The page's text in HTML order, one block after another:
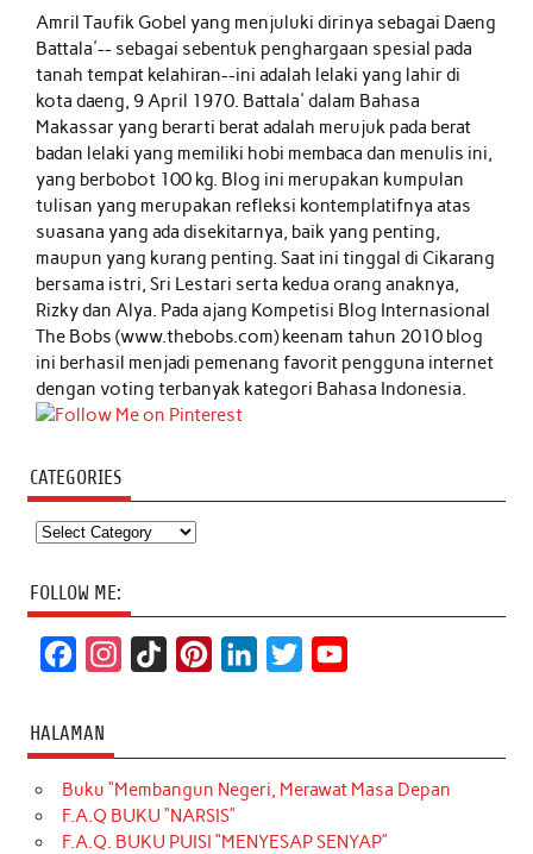
Amril Taufik Gobelyang menjuluki dirinya sebagai Daeng
Battala'-- sebagai sebentuk penghargaan spesial pada
tanah tempat kelahiran--ini adalah lelaki yang lahir di
kota daeng, 9 April 1970. Battala' dalam Bahasa
Makassar yang berarti berat adalah merujuk pada berat
badan lelaki yang memiliki hobi membaca dan menulis ini,
yang berbobot 100 kg. Blog ini merupakan kumpulan
tulisan yang merupakan refleksi kontemplatifnya atas
suasana yang ada disekitarnya, baik yang penting,
maupun yang kurang penting. Saat ini tinggal di Cikarang
bersama istri, Sri Lestari serta kedua orang anaknya,
Rizky dan Alya. Pada ajang Kompetisi Blog Internasional
The Bobs (www.thebobs.com) keenam tahun 2010 blog
ini berhasil menjadi pemenang favorit pengguna internet
dengan voting terbanyak kategori Bahasa Indonesia.
CATEGORIES
Categories
FOLLOW ME:
c
e
b
o
t
a
g
T
o
k
t
e
r
k
e
d
t
t
e
T
u
b
HALAMAN
Buku “Membangun Negeri, Merawat Masa Depan
F.A.Q BUKU “NARSIS”
F.A.Q. BUKU PUISI “MENYESAP SENYAP”